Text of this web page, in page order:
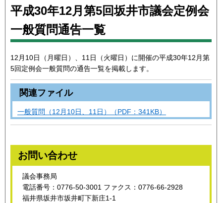
平成30年12月第5回坂井市議会定例会
一般質問通告一覧
12月10日（月曜日）、11日（火曜日）に開催の平成30年12月第
5回定例会一般質問の通告一覧を掲載します。
関連ファイル
一般質問（12月10日、11日）（PDF：341KB）
お問い合わせ
議会事務局
電話番号：0776-50-3001 ファクス：0776-66-2928
福井県坂井市坂井町下新庄1-1